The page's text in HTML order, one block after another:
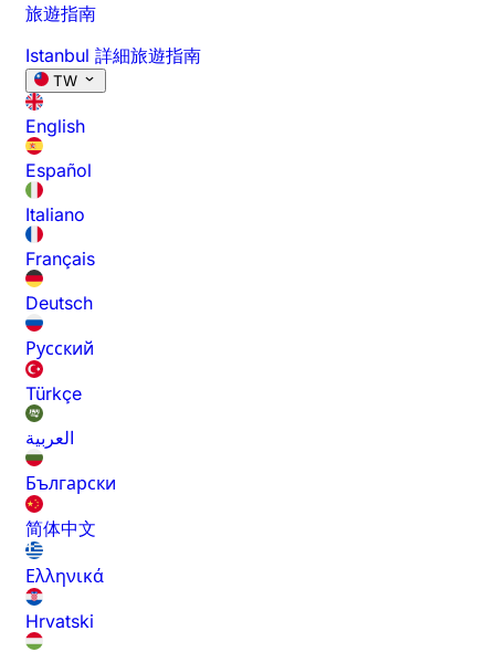
旅遊指南
Istanbul 詳細旅遊指南
TW
English
Español
Italiano
Français
Deutsch
Русский
Türkçe
العربية
Български
简体中文
Ελληνικά
Hrvatski